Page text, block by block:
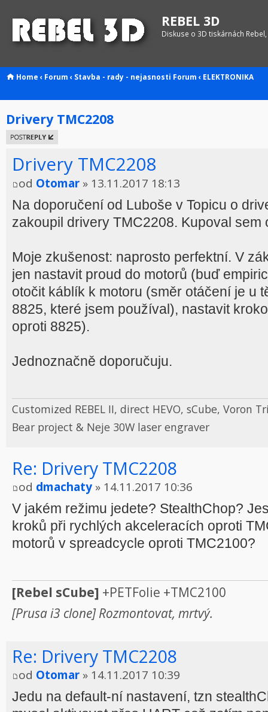
REBEL 3D
Diskuse o 3D tiskárnách
Home ‹ Forum ‹ Stavba - rady - nejasnosti Forum ‹ ELEKTRONIKA
Drivery TMC2208
Odeslat
odpověď
Drivery TMC2208
od Otomar » 13.11.2017 18:13
Na doporučení od Luboše v Topicu o
zakoupil drivery TMC2208. Kupoval sem
Moje zkušenost: naprosto perfektní. V
jen nastavit proud do motorů (buď
otočit káblík k motoru (směr otáčení je u
8825, které jsem používal), nastavit
oproti 8825).
Jednoznačně doporučuju.
Customized REBEL II, direct HEVO, sCube, Voron
Bear project & Neje 30W laser engraver
Re: Drivery TMC2208
od dmachaty » 14.11.2017 10:36
V jakém režimu jedete? StealthChop?
kroků při rychlých akceleracích oproti
motorů v spreadcycle oproti TMC2100?
[Rebel sCube] +PETFolie +TMC2100
[Prusa i3 clone] Rozmontovat, mrtvý.
Re: Drivery TMC2208
od Otomar » 14.11.2017 10:39
Jedu na default-ní nastavení, tzn